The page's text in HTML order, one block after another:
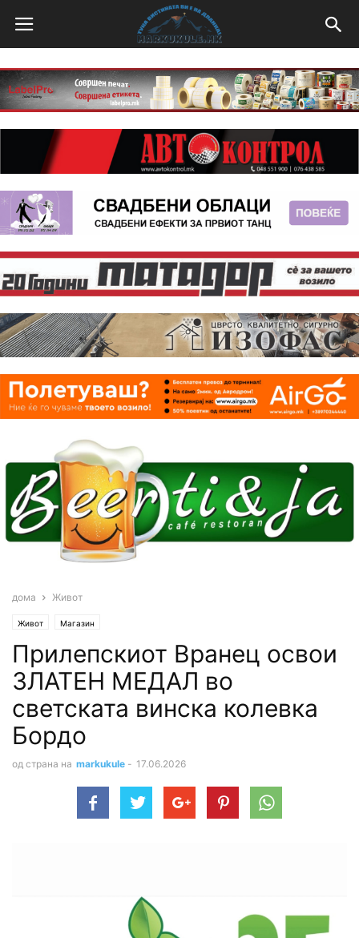
дома Живот
Живот Магазин
Прилепскиот Вранец освои
ЗЛАТЕН МЕДАЛ во
светската винска колевка
Бордо
од страна на markukule - 17.06.2026